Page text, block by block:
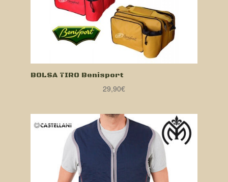
BOLSA TIRO Benisport
29,90€